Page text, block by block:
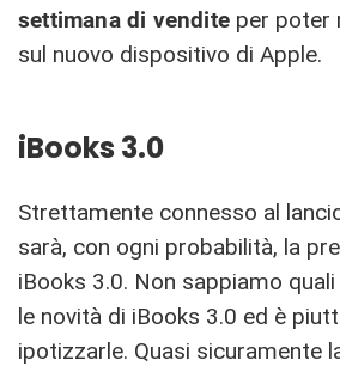
settimana di vendite per poter
sul nuovo dispositivo di Apple.
iBooks 3.0
Strettamente connesso al
sarà, con ogni probabilità, la
iBooks 3.0. Non sappiamo
le novità di iBooks 3.0 ed è
ipotizzarle. Quasi sicuramente